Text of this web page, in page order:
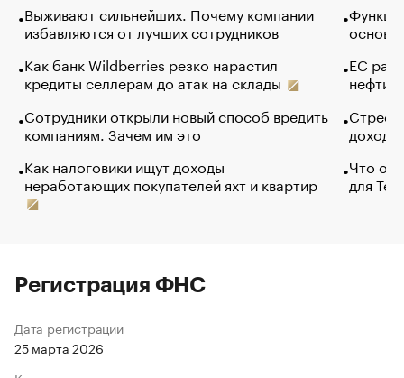
Выживают сильнейших. Почему компании
избавляются от лучших сотрудников
Как банк Wildberries резко нарастил
кредиты селлерам до атак на склады
Сотрудники открыли новый способ вредить
компаниям. Зачем им это
Как налоговики ищут доходы
неработающих покупателей яхт и квартир
основ
ЕС
нефти
Что
для
Регистрация ФНС
Дата регистрации
25 марта 2026